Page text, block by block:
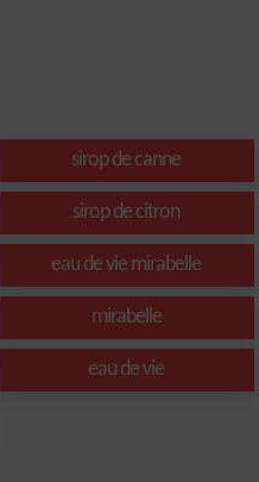
sirop de canne
sirop de citron
eau de vie mirabelle
mirabelle
eau de vie